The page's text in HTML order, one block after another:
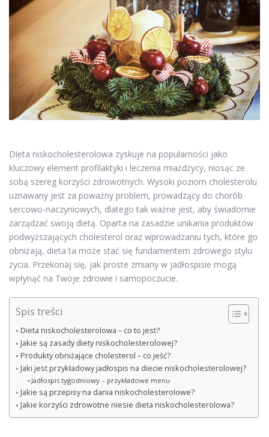
Dieta niskocholesterolowa zyskuje na popularności jako
kluczowy element profilaktyki i leczenia miażdżycy, niosąc ze
sobą szereg korzyści zdrowotnych. Wysoki poziom cholesterolu
uznawany jest za poważny problem, prowadzący do chorób
sercowo-naczyniowych, dlatego tak ważne jest, aby świadomie
zarządzać swoją dietą. Oparta na zasadzie unikania produktów
podwyższających cholesterol oraz wprowadzaniu tych, które go
obniżają, dieta ta może stać się fundamentem zdrowego stylu
życia. Przekonaj się, jak proste zmiany w jadłospisie mogą
wpłynąć na Twoje zdrowie i samopoczucie.
Spis treści
Dieta niskocholesterolowa – co to jest?
Jakie są zasady diety niskocholesterolowej?
Produkty obniżające cholesterol – co jeść?
Jaki jest przykładowy jadłospis na diecie niskocholesterolowej?
Jadłospis tygodniowy – przykładowe menu
Jakie są przepisy na dania niskocholesterolowe?
Jakie korzyści zdrowotne niesie dieta niskocholesterolowa?